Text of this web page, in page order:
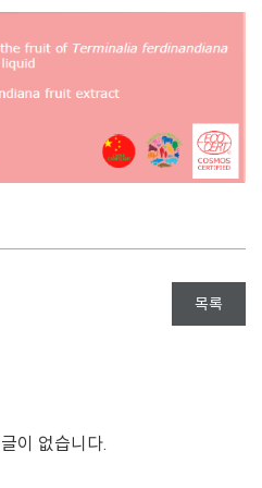
목록
이 없습니다.